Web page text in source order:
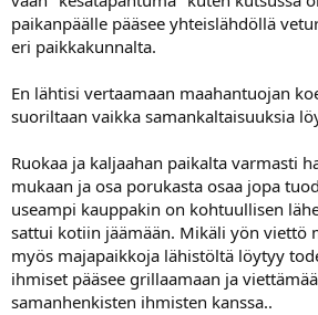
paikanpäälle pääsee yhteislähdöllä
eri paikkakunnalta.
En lähtisi vertaamaan maahantuojan
suoriltaan vaikka samankaltaisuuksia
Ruokaa ja kaljaahan paikalta varmasti
mukaan ja osa porukasta osaa jopa
useampi kauppakin on kohtuullisen
sattui kotiin jäämään. Mikäli yön viettö
myös majapaikkoja lähistöltä löytyy
ihmiset pääsee grillaamaan ja
samanhenkisten ihmisten kanssa..